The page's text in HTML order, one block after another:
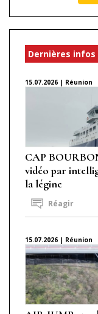
Dernières infos
15.07.2026 | Réunion
CAP
vidéo par
la légine
Réagir
15.07.2026 | Réunion